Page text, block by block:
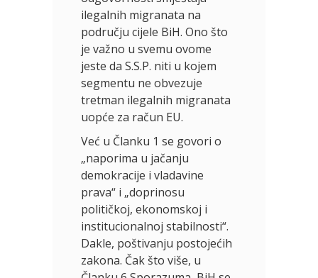
ilegalnih migranata na
području cijele BiH. Ono što
je važno u svemu ovome
jeste da S.S.P. niti u kojem
segmentu ne obvezuje
tretman ilegalnih migranata
uopće za račun EU.
Već u Članku 1 se govori o
„naporima u jačanju
demokracije i vladavine
prava“ i „doprinosu
političkoj, ekonomskoj i
institucionalnoj stabilnosti“.
Dakle, poštivanju postojećih
zakona. Čak što više, u